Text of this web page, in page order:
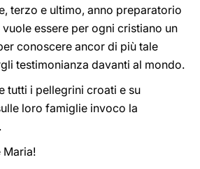
terzo e ultimo, anno preparatorio
essere per ogni cristiano un
conoscere ancor di più tale
testimonianza davanti al mondo.
tutti i pellegrini croati e su
loro famiglie invoco la
Maria!